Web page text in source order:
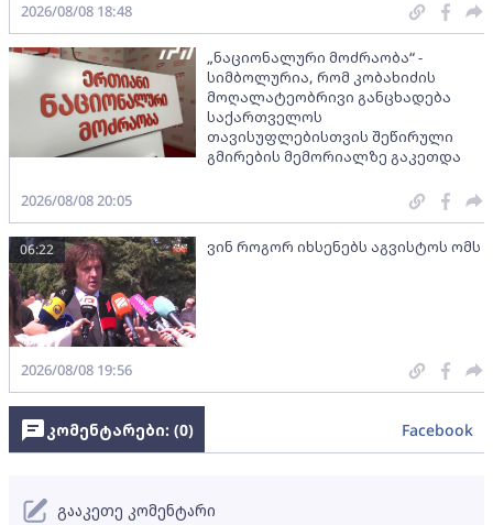
2026/08/08 18:48
„ნაციონალური მოძრაობა“ -
სიმბოლურია, რომ კობახიძის
მოღალატეობრივი განცხადება
საქართველოს
თავისუფლებისთვის შეწირული
გმირების მემორიალზე გაკეთდა
2026/08/08 20:05
ვინ როგორ იხსენებს აგვისტოს ომს
06:22
2026/08/08 19:56
კომენტარები: (0) Facebook
გააკეთე კომენტარი